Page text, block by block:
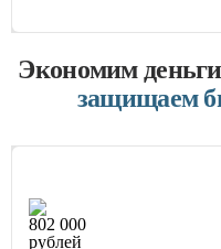
Экономим
защищаем